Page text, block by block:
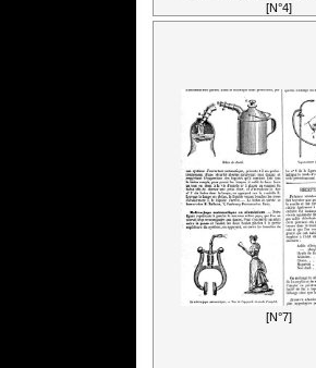
[N°4]
[N°7]